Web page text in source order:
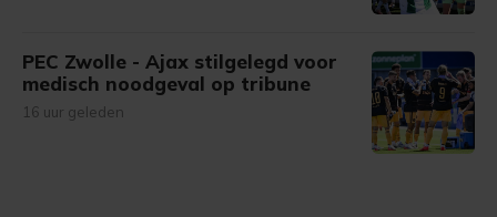
PEC Zwolle - Ajax stilgelegd voor
medisch noodgeval op tribune
16 uur geleden